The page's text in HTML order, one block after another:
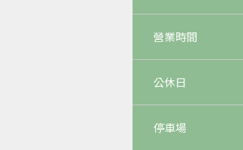
營業時間
公休日
停車場